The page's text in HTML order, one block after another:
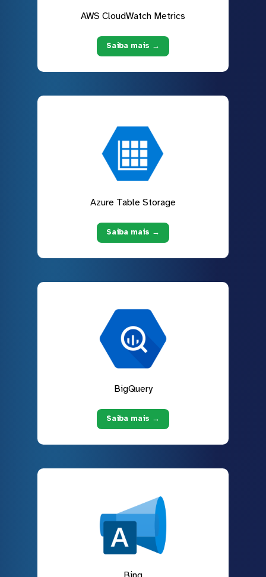
AWS CloudWatch Metrics
Saiba mais →
Azure Table Storage
Saiba mais →
BigQuery
Saiba mais →